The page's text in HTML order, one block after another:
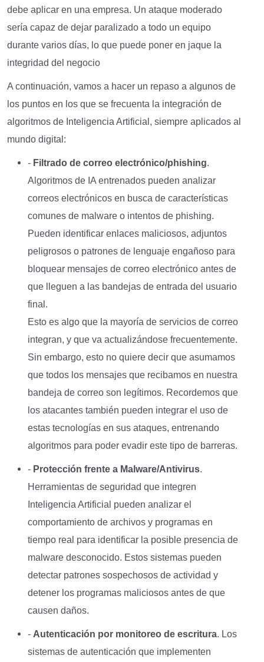
debe aplicar en una empresa. Un ataque moderado
sería capaz de dejar paralizado a todo un equipo
durante varios días, lo que puede poner en jaque la
integridad del negocio
A continuación, vamos a hacer un repaso a algunos de
los puntos en los que se frecuenta la integración de
algoritmos de Inteligencia Artificial, siempre aplicados al
mundo digital:
- Filtrado de correo electrónico/phishing.
Algoritmos de IA entrenados pueden analizar
correos electrónicos en busca de características
comunes de malware o intentos de phishing.
Pueden identificar enlaces maliciosos, adjuntos
peligrosos o patrones de lenguaje engañoso para
bloquear mensajes de correo electrónico antes de
que lleguen a las bandejas de entrada del usuario
final.
Esto es algo que la mayoría de servicios de correo
integran, y que va actualizándose frecuentemente.
Sin embargo, esto no quiere decir que asumamos
que todos los mensajes que recibamos en nuestra
bandeja de correo son legítimos. Recordemos que
los atacantes también pueden integrar el uso de
estas tecnologías en sus ataques, entrenando
algoritmos para poder evadir este tipo de barreras.
- Protección frente a Malware/Antivirus.
Herramientas de seguridad que integren
Inteligencia Artificial pueden analizar el
comportamiento de archivos y programas en
tiempo real para identificar la posible presencia de
malware desconocido. Estos sistemas pueden
detectar patrones sospechosos de actividad y
detener los programas maliciosos antes de que
causen daños.
- Autenticación por monitoreo de escritura. Los
sistemas de autenticación que implementen